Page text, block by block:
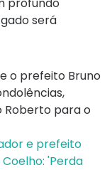
será
o prefeito Bruno
Roberto para o
e prefeito
'Perda